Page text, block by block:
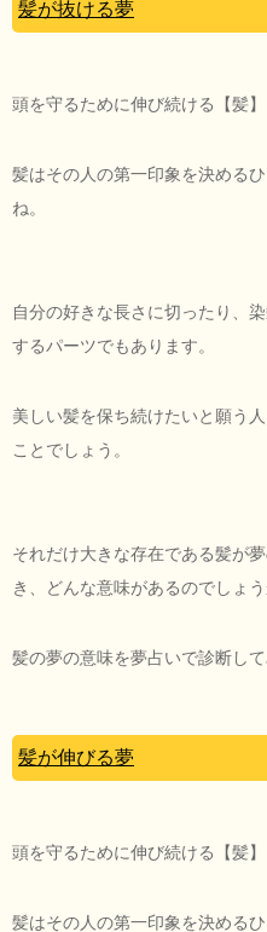
髪が抜ける夢
頭を守るために伸び続ける【髪】
髪はその人の第一印象を決める
ね。
自分の好きな長さに切ったり、
するパーツでもあります。
美しい髪を保ち続けたいと願う
ことでしょう。
それだけ大きな存在である髪が
き、どんな意味があるのでしょう
髪の夢の意味を夢占いで診断して
髪が伸びる夢
頭を守るために伸び続ける【髪】
髪はその人の第一印象を決める